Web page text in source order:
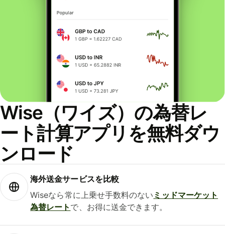
Wise（ワイズ）の為替レ
ート計算アプリを無料ダウ
ンロード
海外送金サービスを比較
Wiseなら常に上乗せ手数料のない ミッドマーケット
為替レート で、お得に送金できます。